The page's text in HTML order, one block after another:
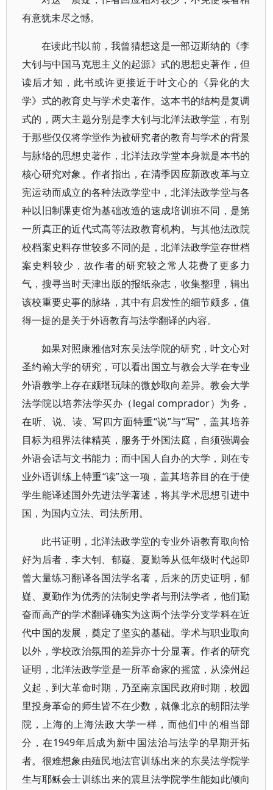
有意犹未尽之憾。
在读此书以前，我曾猜想这是一部迈斯纳的《李
大钊与中国马克思主义的起源》式的思想史著作，但
读后才知，此书或许更接近于叶文心的《异化的大
学》式的教育史与学术史著作。这本书的结构是复调
式的，两大主题分别是李大钊与北洋法政学堂，有别
于那些仅仅将学堂作为被研究者的教育与学术的背景
与脉络的思想史著作，北洋法政学堂本身就是本书的
核心研究对象。作者指出，在清季因应新政改革与立
宪运动而成立的各种法政学堂中，北洋法政学堂与各
种以旧制课吏馆为基础改造的速成培训班不同，是第
一所真正的近代式高等法政教育机构。与其他法政院
校档案史料存世较多不同的是，北洋法政学堂存世档
案史料较少，故作者的研究较之常人花费了更多力
气，搜寻当时天津出版的报纸杂志，收集整理，辑出
该校重要史事的脉络，其中有启发性的细节颇多，值
得一提的是关于外语教育与法学翻译的内容。
如果对照康雅信对东吴法学院的研究，叶文心对
圣约翰大学的研究，可以看出国立与教会大学在专业
外语教学上存在颇堪玩味的微妙取向差异。教会大学
法学院以培养法学买办（legal comprador）为务，
在听、说、读、写四方面特重“说”与“写”，盖其培养
目标为租界法律精英，服务于外国法庭，自须强调会
外语会话与文书能力；而中国人自办的大学，则在专
业外语训练上特重“读”这一项，盖其培养目的在于使
学生能译述国外先进法学著述，将其学术思想引进中
国，为国内立法、司法所用。
此书证明，北洋法政学堂的专业外语教育取向恰
好为后者，李大钊、郁嶷、夏勤等从低年级时代起即
曾大量练习翻译各国法学名著，后来的历史证明，郁
嶷、夏勤作为优秀的法制史学者与刑法学者，他们勤
奋而高产的学术翻译确实为这两个法学分支学科在近
代中国的发展，奠定了坚实的基础。学术与职业取向
以外，学校政治氛围的差异亦十分显著。作者的研究
证明，北洋法政学堂是一所革命家的摇篮，从滦州起
义起，到大革命时期，乃至南京国民政府时期，校园
里投身革命的师生皆不在少数，就像北京的朝阳法学
院，上海的上海法政大学一样，而他们中的相当部
分，在1949年后成为新中国法治与法学的早期开拓
者。很难想象由殖民地法官训练出来的东吴法学院学
生与耶稣会士训练出来的震旦法学院学生能如此倾向